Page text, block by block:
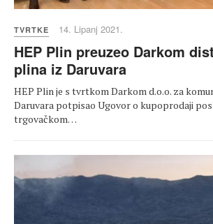
TVRTKE 14. Lipanj 2021.
HEP Plin preuzeo Darkom
plina iz Daruvara
HEP Plin je s tvrtkom Darkom d.o.o. za
Daruvara potpisao Ugovor o kupoprodaji
trgovačkom…